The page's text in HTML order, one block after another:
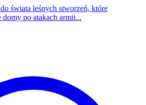
świata leśnych stworzeń, które
po atakach armii...